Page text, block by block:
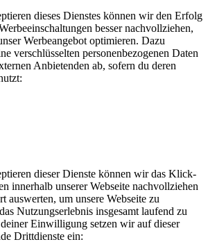
dieses Dienstes können wir den Erfolg
besser nachvollziehen,
Werbeangebot optimieren. Dazu
verschlüsselten personenbezogenen Daten
Anbietenden ab, sofern du deren
dieser Dienste können wir das Klick-
innerhalb unserer Webseite nachvollziehen
auswerten, um unsere Webseite zu
Nutzungserlebnis insgesamt laufend zu
Einwilligung setzen wir auf dieser
Drittdienste ein: